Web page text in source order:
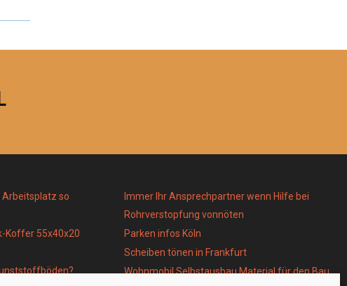
so
Koffer 55x40x20
Immer Ihr Ansprechpartner wenn Hilfe bei
Rohrverstopfung vonnöten
Parken infos Köln
Scheiben tönen in Frankfurt
Wohnmobil Selbstausbau Material für den Bau